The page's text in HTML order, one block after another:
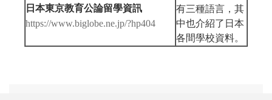
日本東京教育公論留學資訊
https://www.biglobe.ne.jp/?hp404
有三種語言，其
中也介紹了日本
各間學校資料。